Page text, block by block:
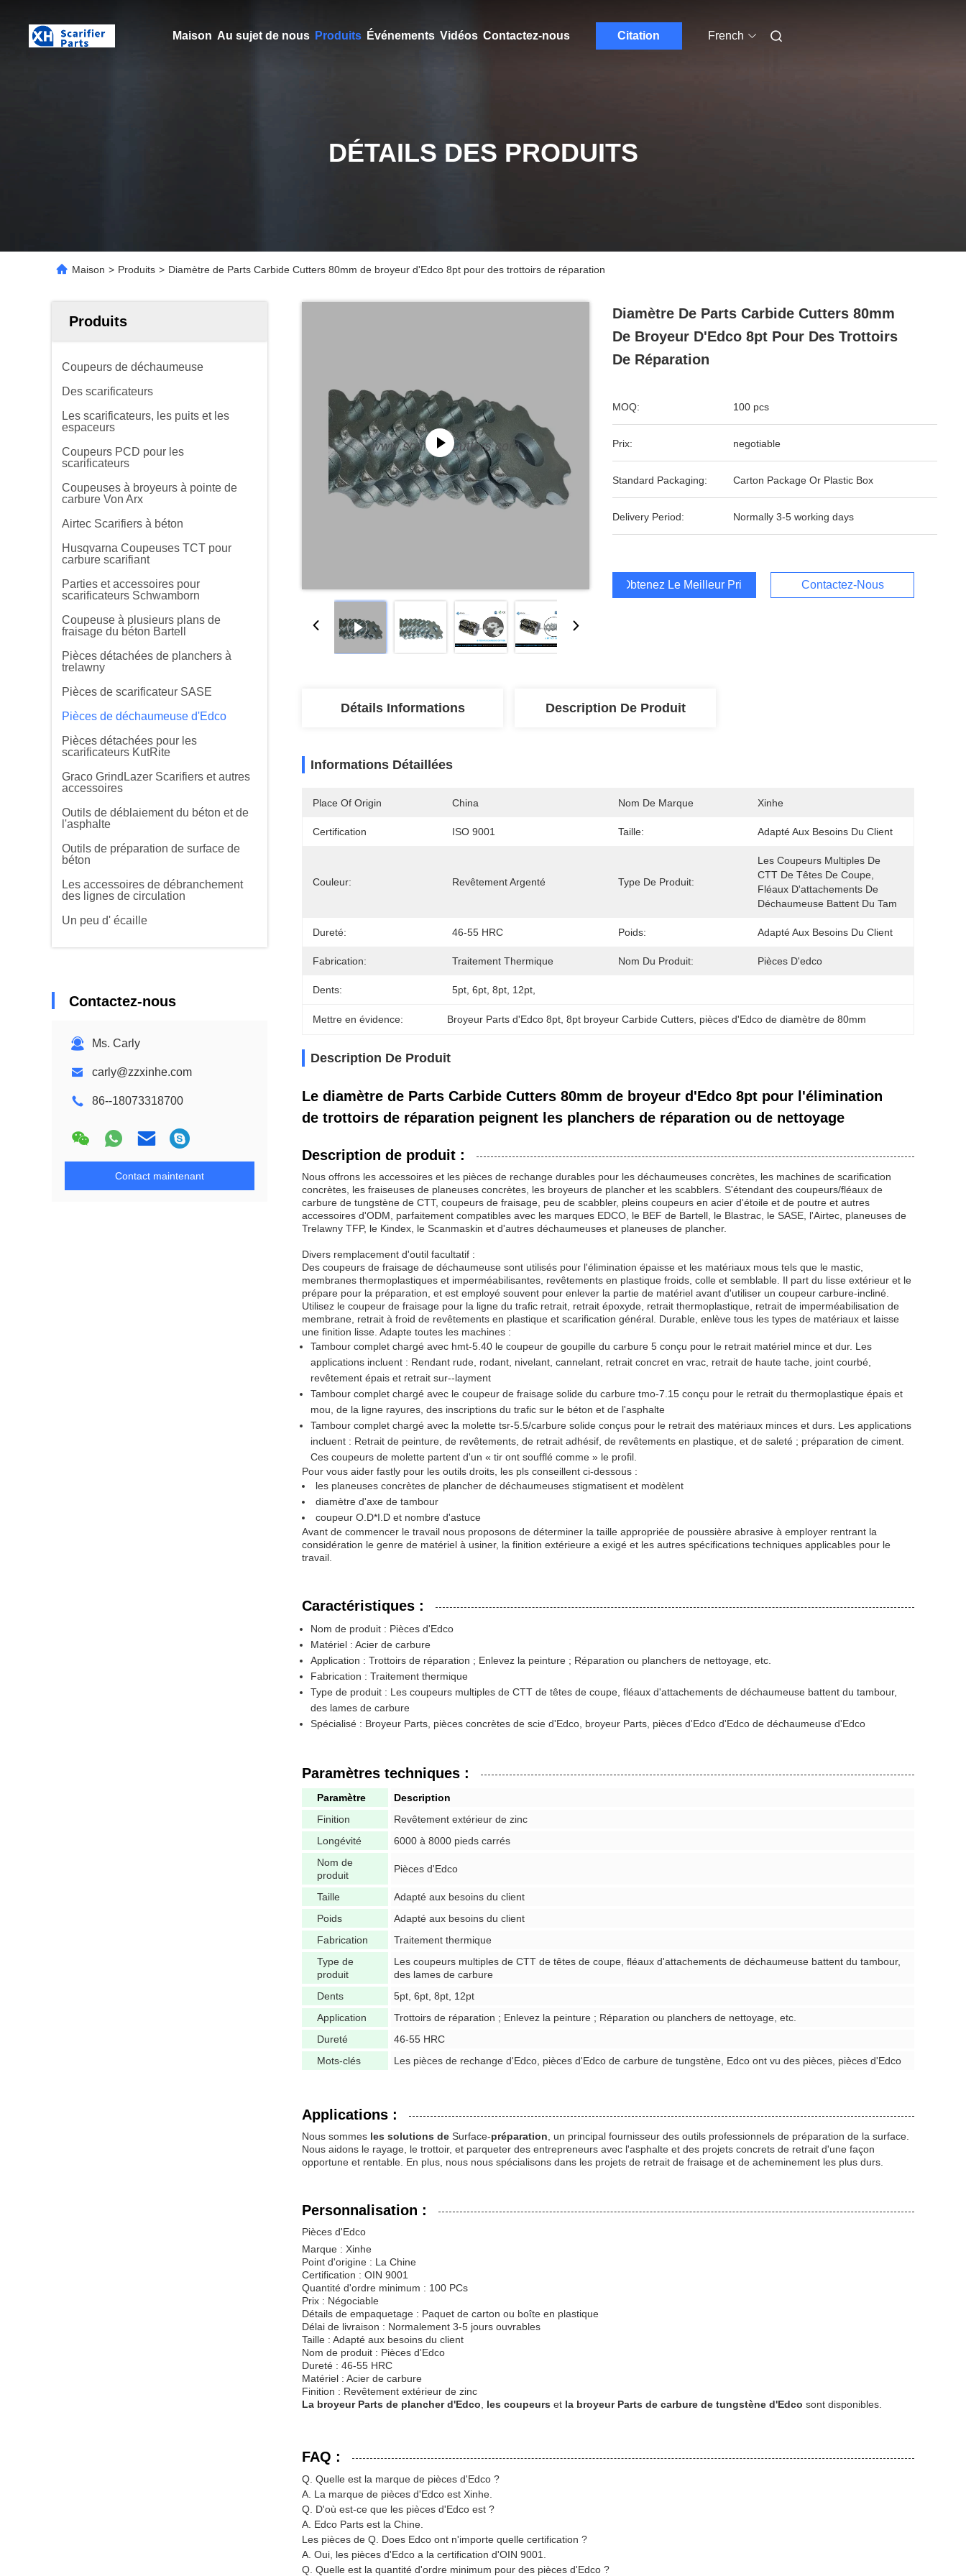
Maison Au sujet de nous Produits Événements Vidéos Contactez-nous Citation French
DÉTAILS DES PRODUITS
Maison > Produits > Diamètre de Parts Carbide Cutters 80mm de broyeur d'Edco 8pt pour des trottoirs de réparation
Produits
Coupeurs de déchaumeuse
Des scarificateurs
Les scarificateurs, les puits et les
espaceurs
Coupeurs PCD pour les
scarificateurs
Coupeuses à broyeurs à pointe de
carbure Von Arx
Airtec Scarifiers à béton
Husqvarna Coupeuses TCT pour
carbure scarifiant
Parties et accessoires pour
scarificateurs Schwamborn
Coupeuse à plusieurs plans de
fraisage du béton Bartell
Pièces détachées de planchers à
trelawny
Pièces de scarificateur SASE
Pièces de déchaumeuse d'Edco
Pièces détachées pour les
scarificateurs KutRite
Graco GrindLazer Scarifiers et autres
accessoires
Outils de déblaiement du béton et de
l'asphalte
Outils de préparation de surface de
béton
Les accessoires de débranchement
des lignes de circulation
Un peu d' écaille
Contactez-nous
Ms. Carly
carly@zzxinhe.com
86--18073318700
Contact maintenant
Diamètre De Parts Carbide Cutters 80mm
De Broyeur D'Edco 8pt Pour Des Trottoirs
De Réparation
MOQ: 100 pcs
Prix: negotiable
Standard Packaging: Carton Package Or Plastic Box
Delivery Period: Normally 3-5 working days
Obtenez Le Meilleur Prix Contactez-Nous
Détails Informations Description De Produit
Informations Détaillées
Place Of Origin China Nom De Marque Xinhe
Certification ISO 9001 Taille: Adapté Aux Besoins Du Client
Couleur: Revêtement Argenté Type De Produit:
Les Coupeurs Multiples De
CTT De Têtes De Coupe,
Fléaux D'attachements De
Déchaumeuse Battent Du Tam
Dureté: 46-55 HRC Poids: Adapté Aux Besoins Du Client
Fabrication: Traitement Thermique Nom Du Produit: Pièces D'edco
Dents: 5pt, 6pt, 8pt, 12pt,
Mettre en évidence: Broyeur Parts d'Edco 8pt , 8pt broyeur Carbide Cutters pièces d'Edco de diamètre de 80mm
Description De Produit
Le diamètre de Parts Carbide Cutters 80mm de broyeur d'Edco 8pt pour l'élimination
de trottoirs de réparation peignent les planchers de réparation ou de nettoyage
Description de produit :
Nous offrons les accessoires et les pièces de rechange durables pour les déchaumeuses concrètes, les machines de scarification
concrètes, les fraiseuses de planeuses concrètes, les broyeurs de plancher et les scabblers. S'étendant des coupeurs/fléaux de
carbure de tungstène de CTT, coupeurs de fraisage, peu de scabbler, pleins coupeurs en acier d'étoile et de poutre et autres
accessoires d'ODM, parfaitement compatibles avec les marques EDCO, le BEF de Bartell, le Blastrac, le SASE, l'Airtec, planeuses de
Trelawny TFP, le Kindex, le Scanmaskin et d'autres déchaumeuses et planeuses de plancher.
Divers remplacement d'outil facultatif :
Des coupeurs de fraisage de déchaumeuse sont utilisés pour l'élimination épaisse et les matériaux mous tels que le mastic,
membranes thermoplastiques et imperméabilisantes, revêtements en plastique froids, colle et semblable. Il part du lisse extérieur et le
prépare pour la préparation, et est employé souvent pour enlever la partie de matériel avant d'utiliser un coupeur carbure-incliné.
Utilisez le coupeur de fraisage pour la ligne du trafic retrait, retrait époxyde, retrait thermoplastique, retrait de imperméabilisation de
membrane, retrait à froid de revêtements en plastique et scarification général. Durable, enlève tous les types de matériaux et laisse
une finition lisse. Adapte toutes les machines :
Tambour complet chargé avec hmt-5.40 le coupeur de goupille du carbure 5 conçu pour le retrait matériel mince et dur. Les
applications incluent : Rendant rude, rodant, nivelant, cannelant, retrait concret en vrac, retrait de haute tache, joint courbé,
revêtement épais et retrait sur--layment
Tambour complet chargé avec le coupeur de fraisage solide du carbure tmo-7.15 conçu pour le retrait du thermoplastique épais et
mou, de la ligne rayures, des inscriptions du trafic sur le béton et de l'asphalte
Tambour complet chargé avec la molette tsr-5.5/carbure solide conçus pour le retrait des matériaux minces et durs. Les applications
incluent : Retrait de peinture, de revêtements, de retrait adhésif, de revêtements en plastique, et de saleté ; préparation de ciment.
Ces coupeurs de molette partent d'un « tir ont soufflé comme » le profil.
Pour vous aider fastly pour les outils droits, les pls conseillent ci-dessous :
les planeuses concrètes de plancher de déchaumeuses stigmatisent et modèlent
diamètre d'axe de tambour
coupeur O.D*I.D et nombre d'astuce
Avant de commencer le travail nous proposons de déterminer la taille appropriée de poussière abrasive à employer rentrant la
considération le genre de matériel à usiner, la finition extérieure a exigé et les autres spécifications techniques applicables pour le
travail.
Caractéristiques :
Nom de produit : Pièces d'Edco
Matériel : Acier de carbure
Application : Trottoirs de réparation ; Enlevez la peinture ; Réparation ou planchers de nettoyage, etc.
Fabrication : Traitement thermique
Type de produit : Les coupeurs multiples de CTT de têtes de coupe, fléaux d'attachements de déchaumeuse battent du tambour,
des lames de carbure
Spécialisé : Broyeur Parts, pièces concrètes de scie d'Edco, broyeur Parts, pièces d'Edco d'Edco de déchaumeuse d'Edco
Paramètres techniques :
Paramètre
Description
Finition
Revêtement extérieur de zinc
Longévité
6000 à 8000 pieds carrés
Nom de
produit
Pièces d'Edco
Taille
Adapté aux besoins du client
Poids
Adapté aux besoins du client
Fabrication
Traitement thermique
Type de
produit
Les coupeurs multiples de CTT de têtes de coupe, fléaux d'attachements de déchaumeuse battent du tambour,
des lames de carbure
Dents
5pt, 6pt, 8pt, 12pt
Application
Trottoirs de réparation ; Enlevez la peinture ; Réparation ou planchers de nettoyage, etc.
Dureté
46-55 HRC
Mots-clés
Les pièces de rechange d'Edco, pièces d'Edco de carbure de tungstène, Edco ont vu des pièces, pièces d'Edco
Applications :
Nous sommes les solutions de Surface-préparation , un principal fournisseur des outils professionnels de préparation de la surface.
Nous aidons le rayage, le trottoir, et parqueter des entrepreneurs avec l'asphalte et des projets concrets de retrait d'une façon
opportune et rentable. En plus, nous nous spécialisons dans les projets de retrait de fraisage et de acheminement les plus durs.
Personnalisation :
Pièces d'Edco
Marque : Xinhe
Point d'origine : La Chine
Certification : OIN 9001
Quantité d'ordre minimum : 100 PCs
Prix : Négociable
Détails de empaquetage : Paquet de carton ou boîte en plastique
Délai de livraison : Normalement 3-5 jours ouvrables
Taille : Adapté aux besoins du client
Nom de produit : Pièces d'Edco
Dureté : 46-55 HRC
Matériel : Acier de carbure
Finition : Revêtement extérieur de zinc
La broyeur Parts de plancher d'Edco
les coupeurs et la broyeur Parts de carbure de tungstène d'Edco sont disponibles.
FAQ :
Q. Quelle est la marque de pièces d'Edco ?
A. La marque de pièces d'Edco est Xinhe.
Q. D'où est-ce que les pièces d'Edco est ?
A. Edco Parts est la Chine.
Les pièces de Q. Does Edco ont n'importe quelle certification ?
A. Oui, les pièces d'Edco a la certification d'OIN 9001.
Q. Quelle est la quantité d'ordre minimum pour des pièces d'Edco ?